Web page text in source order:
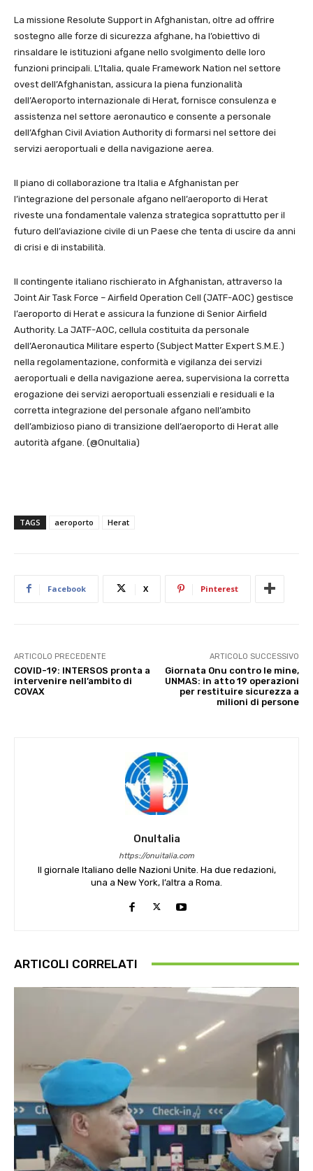
La missione Resolute Support in Afghanistan, oltre ad offrire
sostegno alle forze di sicurezza afghane, ha l’obiettivo di
rinsaldare le istituzioni afgane nello svolgimento delle loro
funzioni principali. L’Italia, quale Framework Nation nel settore
ovest dell’Afghanistan, assicura la piena funzionalità
dell’Aeroporto internazionale di Herat, fornisce consulenza e
assistenza nel settore aeronautico e consente a personale
dell’Afghan Civil Aviation Authority di formarsi nel settore dei
servizi aeroportuali e della navigazione aerea.
Il piano di collaborazione tra Italia e Afghanistan per
l’integrazione del personale afgano nell’aeroporto di Herat
riveste una fondamentale valenza strategica soprattutto per il
futuro dell’aviazione civile di un Paese che tenta di uscire da anni
di crisi e di instabilità.
Il contingente italiano rischierato in Afghanistan, attraverso la
Joint Air Task Force – Airfield Operation Cell (JATF-AOC) gestisce
l’aeroporto di Herat e assicura la funzione di Senior Airfield
Authority. La JATF-AOC, cellula costituita da personale
dell’Aeronautica Militare esperto (Subject Matter Expert S.M.E.)
nella regolamentazione, conformità e vigilanza dei servizi
aeroportuali e della navigazione aerea, supervisiona la corretta
erogazione dei servizi aeroportuali essenziali e residuali e la
corretta integrazione del personale afgano nell’ambito
dell’ambizioso piano di transizione dell’aeroporto di Herat alle
autorità afgane. (@OnuItalia)
TAGS aeroporto Herat
Facebook X Pinterest
ARTICOLO PRECEDENTE
COVID-19: INTERSOS pronta a
intervenire nell’ambito di
COVAX
ARTICOLO SUCCESSIVO
Giornata Onu contro le mine,
UNMAS: in atto 19 operazioni
per restituire sicurezza a
milioni di persone
OnuItalia
https://onuitalia.com
Il giornale Italiano delle Nazioni Unite. Ha due redazioni,
una a New York, l’altra a Roma.
ARTICOLI CORRELATI